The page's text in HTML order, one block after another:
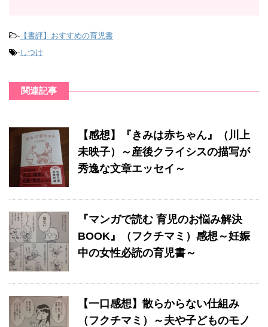
- 【書評】おすすめの育児書
-しつけ
関連記事
【感想】『きみは赤ちゃん』（川上
未映子）～産後クライシスの描写が
秀逸な文章エッセイ～
『マンガで読む 育児のお悩み解決
BOOK』（フクチマミ）感想～妊娠
中の女性必読の育児書～
【一口感想】散らからない仕組み
（フクチマミ）～夫や子どものモノ